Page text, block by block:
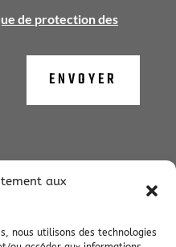
aux
nous utilisons des technologies
de protection des
ENVOYER
réparation automobile
automobile à Liposthey